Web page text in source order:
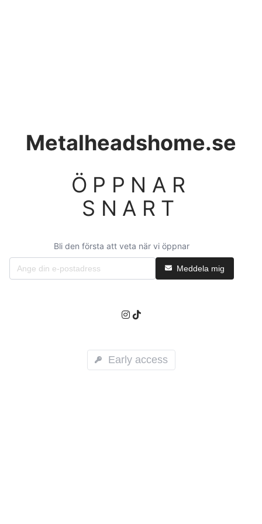
Metalheadshome.se
ÖPPNAR
SNART
Bli den första att veta när vi öppnar
Meddela mig
Early access